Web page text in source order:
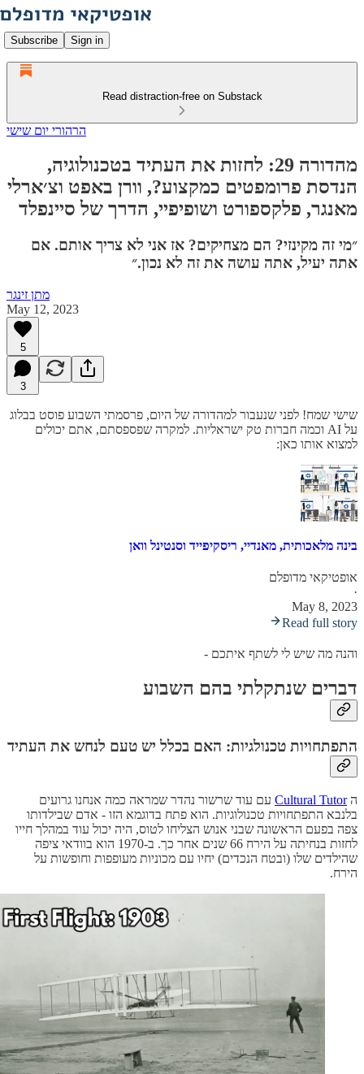
Subscribe Sign in
Read distraction-free on Substack
הרהורי יום שישי
מהדורה 29: לחזות את העתיד בטכנולוגיה,
הנדסת פרומפטים כמקצוע?, וורן באפט וצ׳ארלי
מאנגר, פלקספורט ושופיפיי, הדרך של סיינפלד
״מי זה מקינזי? הם מצחיקים? אז אני לא צריך אותם. אם
אתה יעיל, אתה עושה את זה לא נכון.״
מתן זינגר
May 12, 2023
5
3
שישי שמח! לפני שנעבור למהדורה של היום, פרסמתי השבוע פוסט בבלוג
על AI וכמה חברות טק ישראליות. למקרה שפספסתם, אתם יכולים
למצוא אותו כאן:
בינה מלאכותית, מאנדיי, ריסקיפייד וסנטינל וואן
אופטיקאי מדופלם
·
May 8, 2023
Read full story
והנה מה שיש לי לשתף איתכם -
דברים שנתקלתי בהם השבוע
התפתחויות טכנולגיות: האם בכלל יש טעם לנחש את העתיד
הCultural Tutor עם עוד שרשור נהדר שמראה כמה אנחנו גרועים
בלנבא התפתחויות טכנולוגיות. הוא פתח בדוגמא הזו - אדם שבילדותו
צפה בפעם הראשונה שבני אנוש הצליחו לטוס, היה יכול עוד במהלך חייו
לחזות בנחיתה על הירח 66 שנים אחר כך. ב-1970 הוא בוודאי ציפה
שהילדים שלו (ובטח הנכדים) יחיו עם מכוניות מעופפות וחופשות על
הירח.